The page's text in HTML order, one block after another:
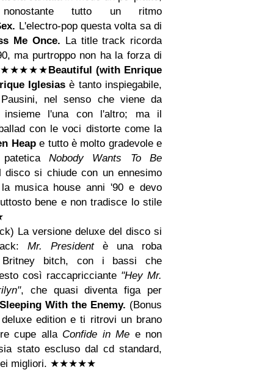
tutto un ritmo
L'electro-pop questa volta sa di
Me Once. La title track ricorda
ma purtroppo non ha la forza di
★★★★★Beautiful (with Enrique
Iglesiasè tanto inspiegabile,
nel senso che viene da
insieme l'una con l'altro; ma il
con le voci distorte come la
Heape tutto è molto gradevole e
Nobody Wants To Be
disco si chiude con un ennesimo
musica house anni '90 e devo
bene e non tradisce lo stile
La versione deluxe del disco si
Mr. Presidentè una roba
Britney bitch, con i bassi che
così raccapricciante "Hey Mr.
, che quasi diventa figa per
Sleeping With the Enemy. (Bonus
edition e ti ritrovi un brano
cupe alla Confide in Me e non
stato escluso dal cd standard,
migliori. ★★★★★